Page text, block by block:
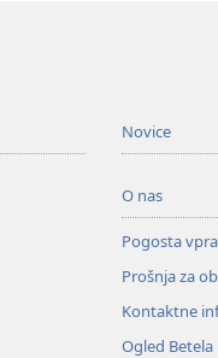
Novice
O nas
Pogosta
Prošnja za
Kontaktne
Ogled Betela